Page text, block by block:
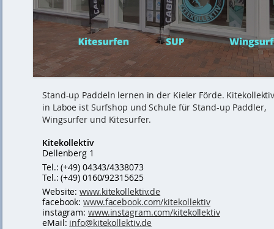
Stand-up Paddeln lernen in der Kieler Förde.
in Laboe ist Surfshop und Schule für Stand-up Paddler,
Wingsurfer und Kitesurfer.
Kitekollektiv
Dellenberg 1
Tel.: (+49) 04343/4338073
Tel.: (+49) 0160/92315625
Website:www.kitekollektiv.de
facebook:www.facebook.com/kitekollektiv
instagram: www.instagram.com/kitekollektiv
eMail: info@kitekollektiv.de